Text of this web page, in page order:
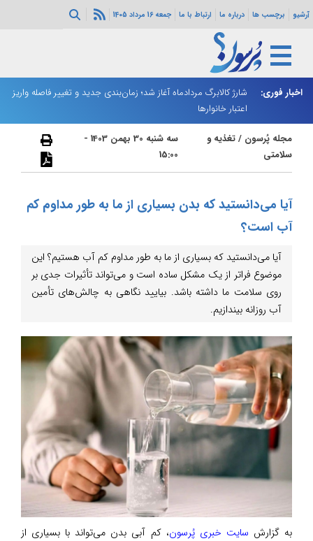
آرشیو برچسب ها درباره ما ارتباط با ما جمعه 16 مرداد 1405
اخبار فوری:
هرمز ادامه
شارژ کالابرگ مردادماه آغاز شد؛ زمان‌بندی جدید و تغییر فاصله واریز
اعتبار خانوارها
مجله پُرسون /تغذیه و
سلامتی
سه شنبه 30 بهمن 1403 -
15:00
آیا می‌دانستید که بدن بسیاری از ما به طور مداوم کم
آب است؟
آیا می‌دانستید که بسیاری از ما به طور مداوم کم آب هستیم؟ این
موضوع فراتر از یک مشکل ساده‌ است و می‌تواند تأثیرات جدی بر
روی سلامت ما داشته باشد. بیایید نگاهی به چالش‌های تأمین
آب روزانه بیندازیم.
به گزارش سایت خبری پُرسون، کم آبی بدن می‌تواند با بسیاری از